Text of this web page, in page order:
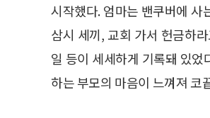
시작했다. 엄마는 밴쿠버에 사
삼시 세끼, 교회 가서 헌금하
일 등이 세세하게 기록돼 있
하는 부모의 마음이 느껴져 코